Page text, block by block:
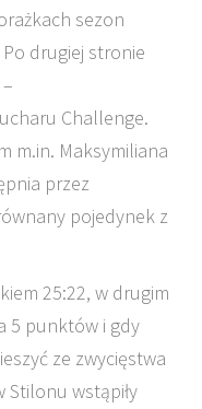
sezon
drugiej stronie
Challenge.
m.in. Maksymiliana
przez
pojedynek z
25:22, w drugim
5 punktów i gdy
ze zwycięstwa
Stilonu wstąpiły